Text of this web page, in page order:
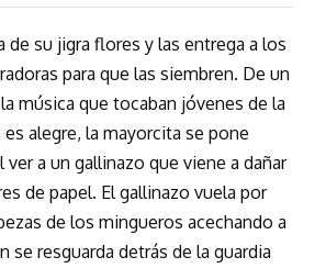
de su jigra flores y las entrega a los
para que las siembren. De un
música que tocaban jóvenes de la
alegre, la mayorcita se pone
a un gallinazo que viene a dañar
de papel. El gallinazo vuela por
de los mingueros acechando a
se resguarda detrás de la guardia